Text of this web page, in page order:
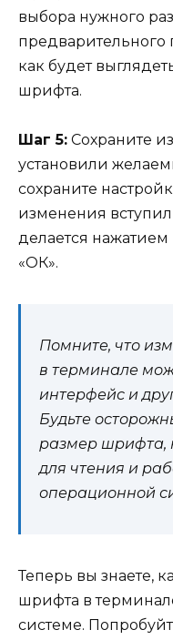
выбора нужного
предварительного
как будет
шрифта.
Шаг 5: Сохраните
установили
сохраните
изменения
делается
«ОК».
Помните, что
в терминале
интерфейс и
Будьте
размер шрифта,
для чтения и
операционной
Теперь вы знаете,
шрифта в
системе.